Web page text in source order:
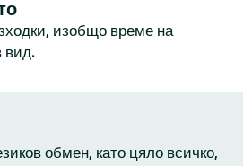
изобщо време на
вид.
обмен, като цяло всичко,